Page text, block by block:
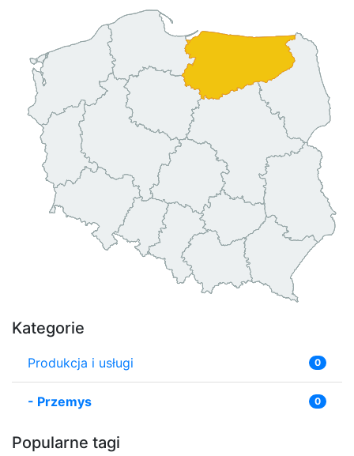
Kategorie
Produkcja i usługi 0
- Przemys 0
Popularne tagi